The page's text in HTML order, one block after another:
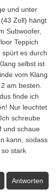
und unter
Zoll) hängt
Subwoofer,
Teppich
spürt es durch
selbst ist
vom Klang
am besten.
finde ich
Nur leuchtet
schreube
und schaue
kann, sodass
stark
Antworten